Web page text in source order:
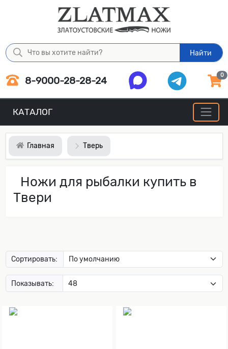
Найти
8-9000-28-28-24 0
КАТАЛОГ
Главная Тверь
Ножи для рыбалки купить в
Твери
Сортировать:
Показывать: